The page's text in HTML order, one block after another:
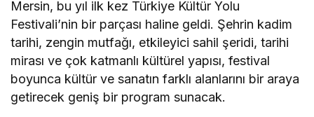
Mersin, bu yıl ilk kez Türkiye Kültür Yolu
Festivali’nin bir parçası haline geldi. Şehrin kadim
tarihi, zengin mutfağı, etkileyici sahil şeridi, tarihi
mirası ve çok katmanlı kültürel yapısı, festival
boyunca kültür ve sanatın farklı alanlarını bir araya
getirecek geniş bir program sunacak.